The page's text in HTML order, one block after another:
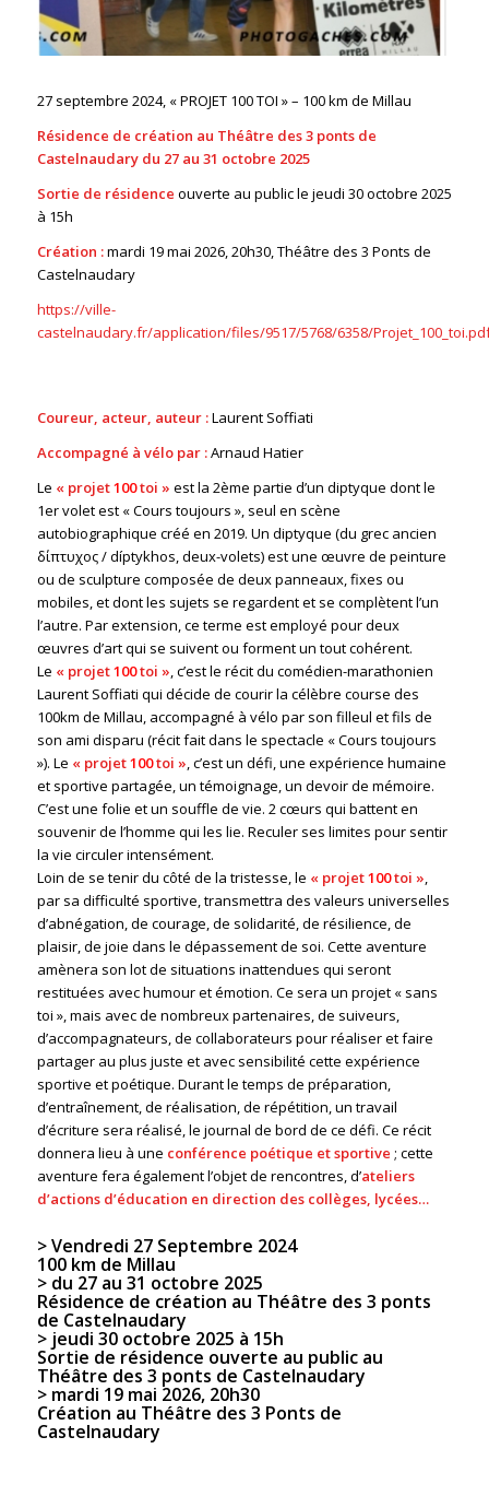
27 septembre 2024, « PROJET 100 TOI » – 100 km de Millau
Résidence de création au Théâtre des 3 ponts de
Castelnaudary du 27 au 31 octobre 2025
Sortie de résidence ouverte au public le jeudi 30 octobre 2025
à 15h
Création :mardi 19 mai 2026, 20h30, Théâtre des 3 Ponts de
Castelnaudary
https://ville-
castelnaudary.fr/application/files/9517/5768/6358/
Coureur, acteur, auteur :Laurent Soffiati
Accompagné à vélo par :Arnaud Hatier
Le « projet100toi » est la 2ème partie d’un diptyque dont le
1er volet est « Cours toujours », seul en scène
autobiographique créé en 2019. Un diptyque (du grec ancien
δίπτυχος / díptykhos, deux-volets) est une œuvre de peinture
ou de sculpture composée de deux panneaux, fixes ou
mobiles, et dont les sujets se regardent et se complètent l’un
l’autre. Par extension, ce terme est employé pour deux
œuvres d’art qui se suivent ou forment un tout cohérent.
Le « projet100toi », c’est le récit du comédien-marathonien
Laurent Soffiati qui décide de courir la célèbre course des
100km de Millau, accompagné à vélo par son filleul et fils de
son ami disparu (récit fait dans le spectacle « Cours toujours
»). Le « projet100toi », c’est un défi, une expérience humaine
et sportive partagée, un témoignage, un devoir de mémoire.
C’est une folie et un souffle de vie. 2 cœurs qui battent en
souvenir de l’homme qui les lie. Reculer ses limites pour sentir
la vie circuler intensément.
Loin de se tenir du côté de la tristesse, le « projet100toi »,
par sa difficulté sportive, transmettra des valeurs universelles
d’abnégation, de courage, de solidarité, de résilience, de
plaisir, de joie dans le dépassement de soi. Cette aventure
amènera son lot de situations inattendues qui seront
restituées avec humour et émotion. Ce sera un projet « sans
toi », mais avec de nombreux partenaires, de suiveurs,
d’accompagnateurs, de collaborateurs pour réaliser et faire
partager au plus juste et avec sensibilité cette expérience
sportive et poétique. Durant le temps de préparation,
d’entraînement, de réalisation, de répétition, un travail
d’écriture sera réalisé, le journal de bord de ce défi. Ce récit
donnera lieu à une conférence poétique et sportive ; cette
aventure fera également l’objet de rencontres, d’ateliers
d’actions d’éducation en direction des collèges, lycées…
> Vendredi 27 Septembre 2024
100 km de Millau
> du 27 au 31 octobre 2025
Résidence de création au Théâtre des 3 ponts
de Castelnaudary
> jeudi 30 octobre 2025 à 15h
Sortie de résidence ouverte au public au
Théâtre des 3 ponts de Castelnaudary
> mardi 19 mai 2026, 20h30
Création au Théâtre des 3 Ponts de
Castelnaudary